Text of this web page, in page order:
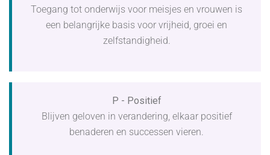
Toegang tot onderwijs voor meisjes en vrouwen is
een belangrijke basis voor vrijheid, groei en
zelfstandigheid.
P - Positief
Blijven geloven in verandering, elkaar positief
benaderen en successen vieren.